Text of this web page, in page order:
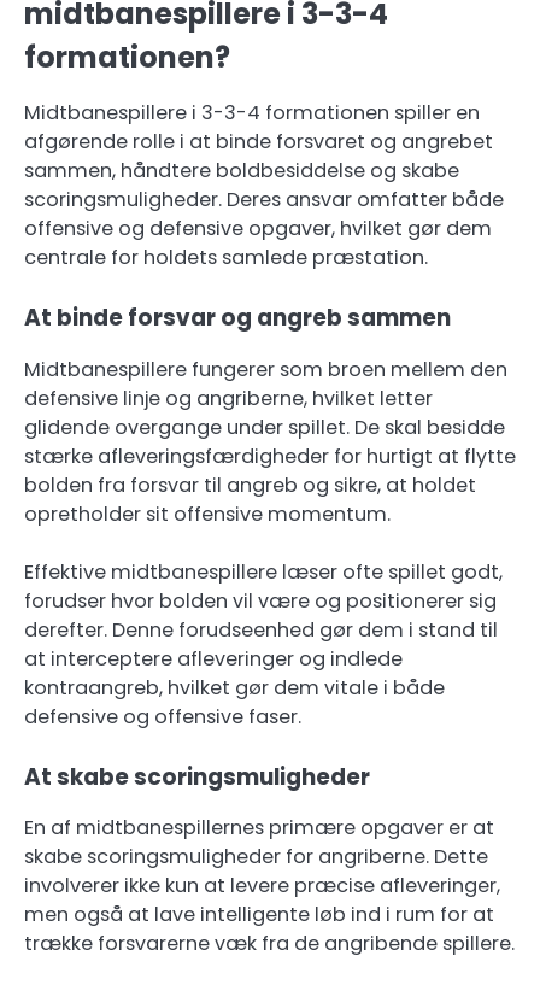
midtbanespillere i 3-3-4
formationen?
Midtbanespillere i 3-3-4 formationen spiller en
afgørende rolle i at binde forsvaret og angrebet
sammen, håndtere boldbesiddelse og skabe
scoringsmuligheder. Deres ansvar omfatter både
offensive og defensive opgaver, hvilket gør dem
centrale for holdets samlede præstation.
At binde forsvar og angreb sammen
Midtbanespillere fungerer som broen mellem den
defensive linje og angriberne, hvilket letter
glidende overgange under spillet. De skal besidde
stærke afleveringsfærdigheder for hurtigt at flytte
bolden fra forsvar til angreb og sikre, at holdet
opretholder sit offensive momentum.
Effektive midtbanespillere læser ofte spillet godt,
forudser hvor bolden vil være og positionerer sig
derefter. Denne forudseenhed gør dem i stand til
at interceptere afleveringer og indlede
kontraangreb, hvilket gør dem vitale i både
defensive og offensive faser.
At skabe scoringsmuligheder
En af midtbanespillernes primære opgaver er at
skabe scoringsmuligheder for angriberne. Dette
involverer ikke kun at levere præcise afleveringer,
men også at lave intelligente løb ind i rum for at
trække forsvarerne væk fra de angribende spillere.